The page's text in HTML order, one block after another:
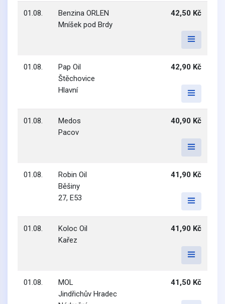
01.08.
Benzina ORLEN
Mníšek pod Brdy
42,50 Kč
01.08.
Pap Oil
Štěchovice
Hlavní
42,90 Kč
01.08.
Medos
Pacov
40,90 Kč
01.08.
Robin Oil
Běšiny
27, E53
41,90 Kč
01.08.
Koloc Oil
Kařez
41,90 Kč
01.08.
MOL
Jindřichův Hradec
41,50 Kč